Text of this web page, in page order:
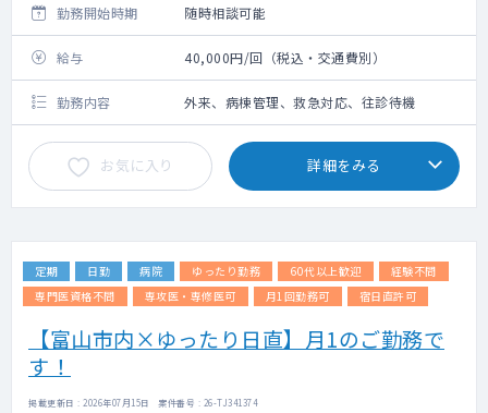
勤務開始時期 随時相談可能
給与 40,000円/回（税込・交通費別）
勤務内容 外来、病棟管理、救急対応、往診待機
お気に入り 詳細をみる
定期 日勤 病院 ゆったり勤務 60代以上歓迎
経験不問
専門医資格不問
専攻医・専修医可 月1回勤務可 宿日直許可
【富山市内×ゆったり日直】月1のご勤務で
す！
掲載更新日 : 2026年07月15日 案件番号 : 26-TJ341374